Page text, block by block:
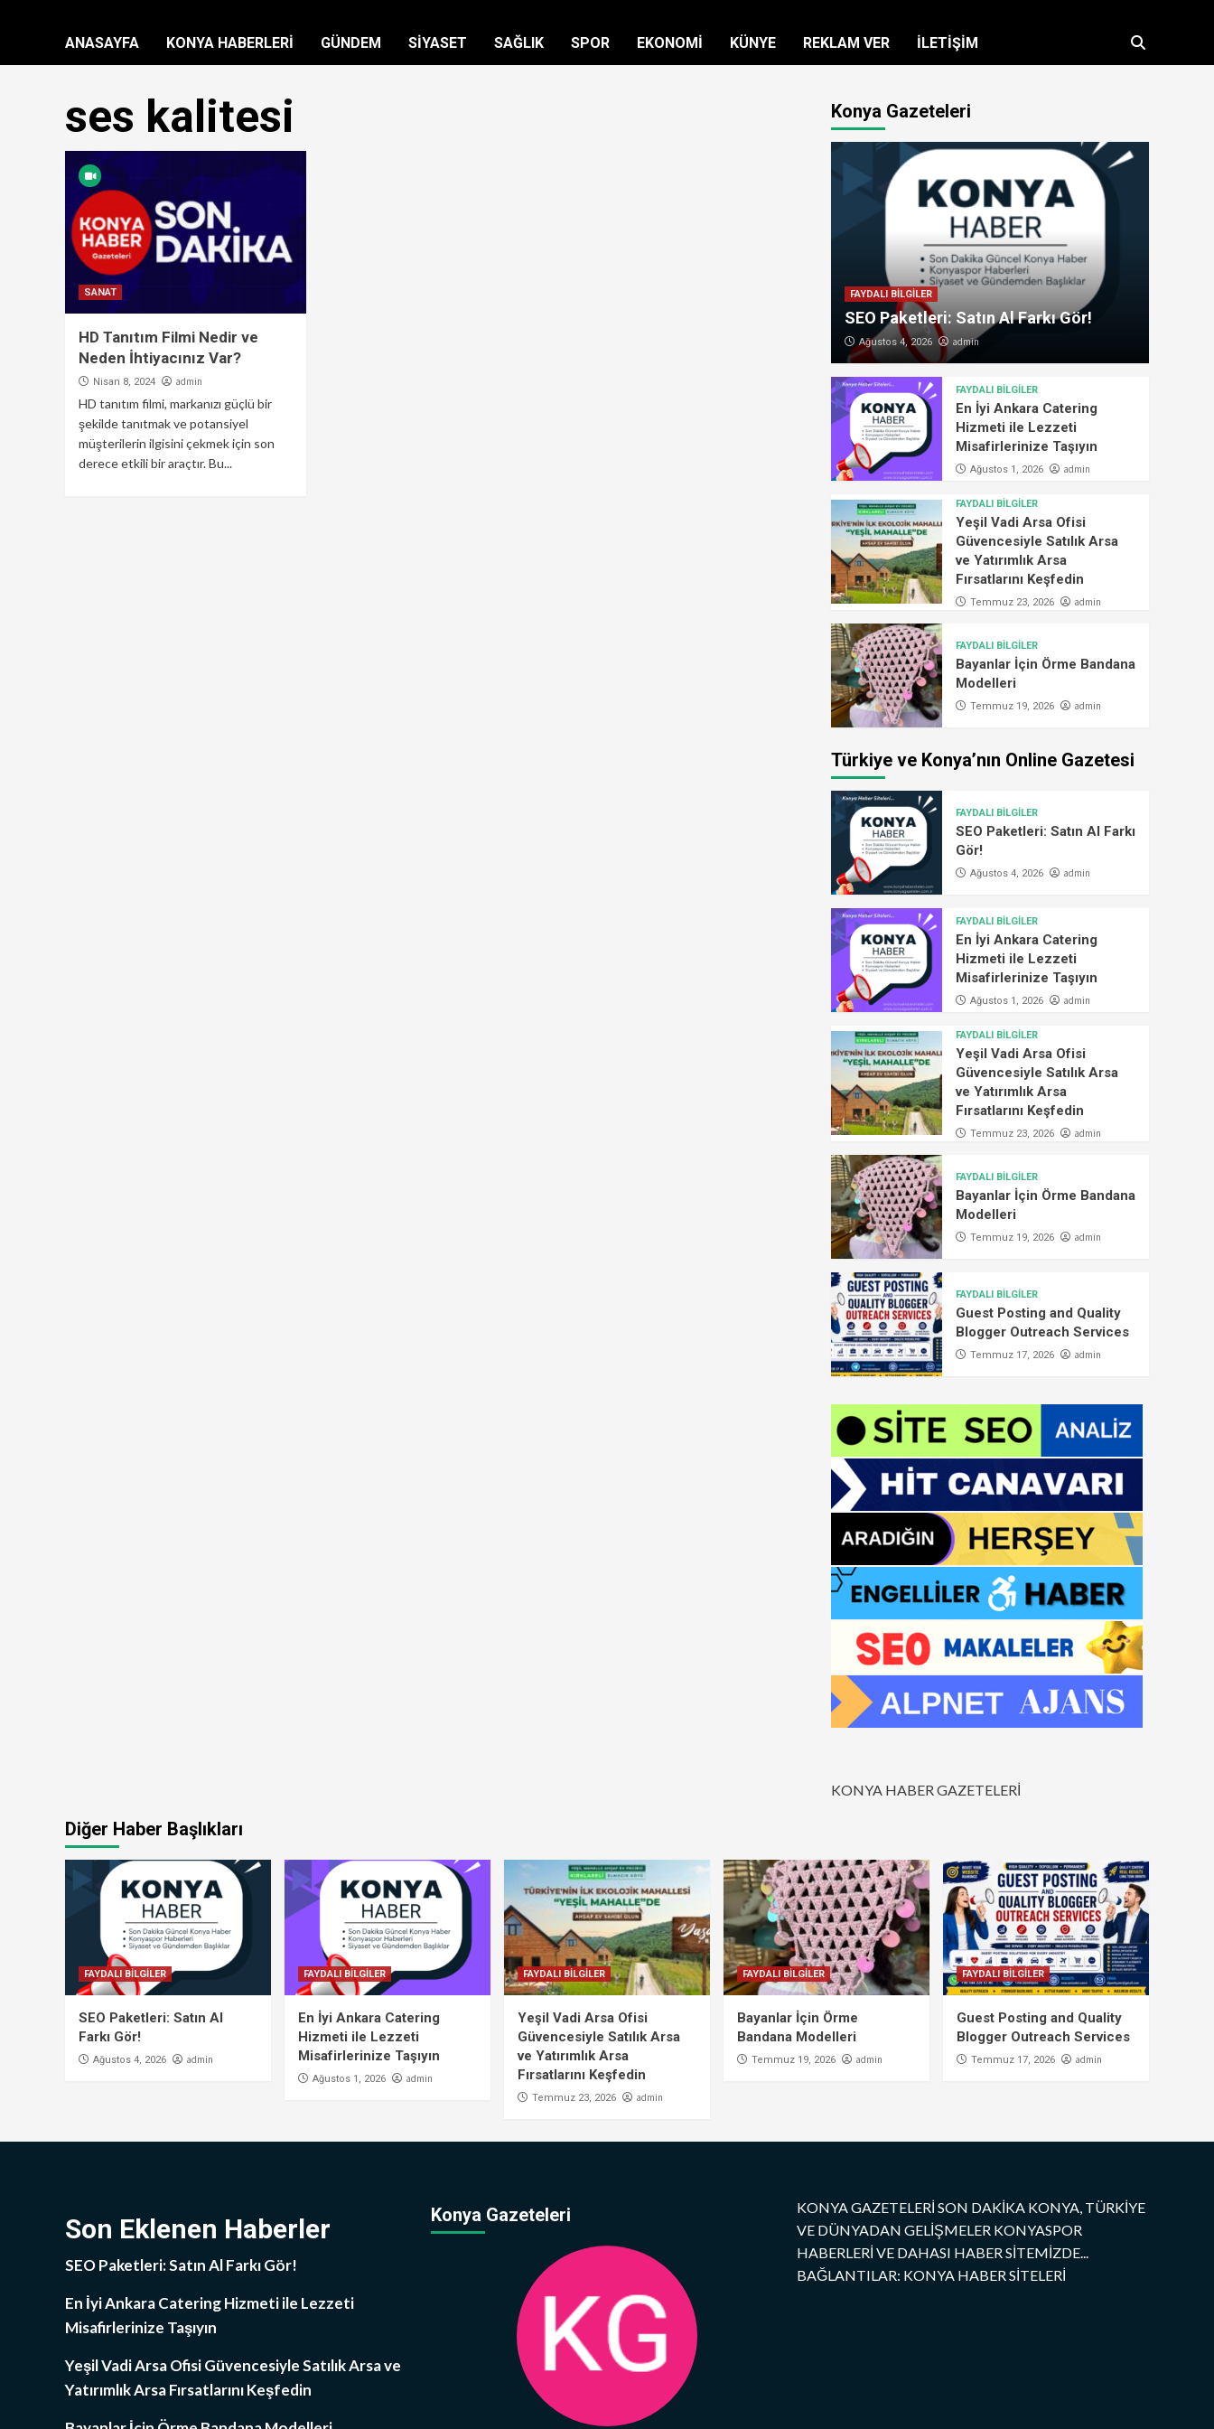
ANASAYFA KONYA HABERLERİ GÜNDEM SİYASET SAĞLIK SPOR EKONOMİ KÜNYE REKLAM VER İLETİŞİM
ses kalitesi
SANAT
HD Tanıtım Filmi Nedir ve
Neden İhtiyacınız Var?
Nisan 8, 2024 admin
HD tanıtım filmi, markanızı güçlü bir
şekilde tanıtmak ve potansiyel
müşterilerin ilgisini çekmek için son
derece etkili bir araçtır. Bu...
Konya Gazeteleri
FAYDALI BİLGİLER
SEO Paketleri: Satın Al Farkı Gör!
Ağustos 4, 2026 admin
FAYDALI BİLGİLER
En İyi Ankara Catering
Hizmeti ile Lezzeti
Misafirlerinize Taşıyın
Ağustos 1, 2026 admin
FAYDALI BİLGİLER
Yeşil Vadi Arsa Ofisi
Güvencesiyle Satılık Arsa
ve Yatırımlık Arsa
Fırsatlarını Keşfedin
Temmuz 23, 2026 admin
FAYDALI BİLGİLER
Bayanlar İçin Örme Bandana
Modelleri
Temmuz 19, 2026 admin
Türkiye ve Konya’nın Online Gazetesi
FAYDALI BİLGİLER
SEO Paketleri: Satın Al Farkı
Gör!
Ağustos 4, 2026 admin
FAYDALI BİLGİLER
En İyi Ankara Catering
Hizmeti ile Lezzeti
Misafirlerinize Taşıyın
Ağustos 1, 2026 admin
FAYDALI BİLGİLER
Yeşil Vadi Arsa Ofisi
Güvencesiyle Satılık Arsa
ve Yatırımlık Arsa
Fırsatlarını Keşfedin
Temmuz 23, 2026 admin
FAYDALI BİLGİLER
Bayanlar İçin Örme Bandana
Modelleri
Temmuz 19, 2026 admin
FAYDALI BİLGİLER
Guest Posting and Quality
Blogger Outreach Services
Temmuz 17, 2026 admin
KONYA HABER GAZETELERİ
Diğer Haber Başlıkları
FAYDALI BİLGİLER
SEO Paketleri: Satın Al
Farkı Gör!
Ağustos 4, 2026 admin
FAYDALI BİLGİLER
En İyi Ankara Catering
Hizmeti ile Lezzeti
Misafirlerinize Taşıyın
Ağustos 1, 2026 admin
FAYDALI BİLGİLER
Yeşil Vadi Arsa Ofisi
Güvencesiyle Satılık Arsa
ve Yatırımlık Arsa
Fırsatlarını Keşfedin
Temmuz 23, 2026 admin
FAYDALI BİLGİLER
Bayanlar İçin Örme
Bandana Modelleri
Temmuz 19, 2026 admin
FAYDALI BİLGİLER
Guest Posting and Quality
Blogger Outreach Services
Temmuz 17, 2026 admin
Son Eklenen Haberler
SEO Paketleri: Satın Al Farkı Gör!
En İyi Ankara Catering Hizmeti ile Lezzeti
Misafirlerinize Taşıyın
Yeşil Vadi Arsa Ofisi Güvencesiyle Satılık Arsa ve
Yatırımlık Arsa Fırsatlarını Keşfedin
Konya Gazeteleri
KONYA GAZETELERİ SON DAKİKA KONYA, TÜRKİYE
VE DÜNYADAN GELİŞMELER KONYASPOR
HABERLERİ VE DAHASI HABER SİTEMİZDE...
BAĞLANTILAR: KONYA HABER SİTELERİ